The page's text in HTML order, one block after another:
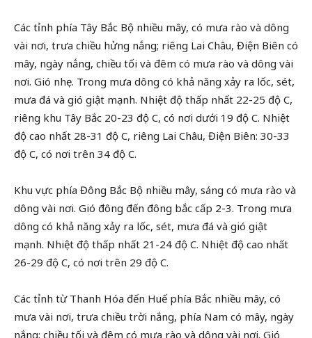
Các tỉnh phía Tây Bắc Bộ nhiều mây, có mưa rào và dông
vài nơi, trưa chiều hửng nắng; riêng Lai Châu, Điện Biên có
mây, ngày nắng, chiều tối và đêm có mưa rào và dông vài
nơi. Gió nhẹ. Trong mưa dông có khả năng xảy ra lốc, sét,
mưa đá và gió giật mạnh. Nhiệt độ thấp nhất 22-25 độ C,
riêng khu Tây Bắc 20-23 độ C, có nơi dưới 19 độ C. Nhiệt
độ cao nhất 28-31 độ C, riêng Lai Châu, Điện Biên: 30-33
độ C, có nơi trên 34 độ C.
Khu vực phía Đông Bắc Bộ nhiều mây, sáng có mưa rào và
dông vài nơi. Gió đông đến đông bắc cấp 2-3. Trong mưa
dông có khả năng xảy ra lốc, sét, mưa đá và gió giật
mạnh. Nhiệt độ thấp nhất 21-24 độ C. Nhiệt độ cao nhất
26-29 độ C, có nơi trên 29 độ C.
Các tỉnh từ Thanh Hóa đến Huế phía Bắc nhiều mây, có
mưa vài nơi, trưa chiều trời nắng, phía Nam có mây, ngày
nắng; chiều tối và đêm có mưa rào và dông vài nơi. Gió